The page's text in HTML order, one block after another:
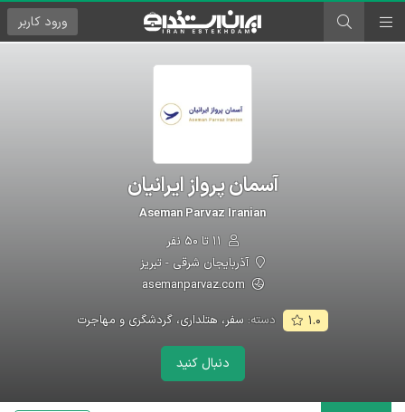
ورود کاربر
آسمان پرواز ایرانیان
Aseman Parvaz Iranian
آذربایجان شرقی - تبریز
asemanparvaz.com
۱.۰ دسته: سفر، هتلداری، گردشگری و مهاجرت
دنبال کنید